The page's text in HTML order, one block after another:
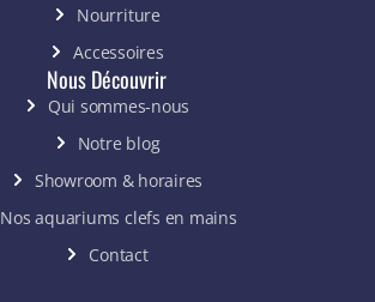
Nourriture
Accessoires
Nous Découvrir
Qui sommes-nous
Notre blog
Showroom & horaires
Nos aquariums clefs en mains
Contact